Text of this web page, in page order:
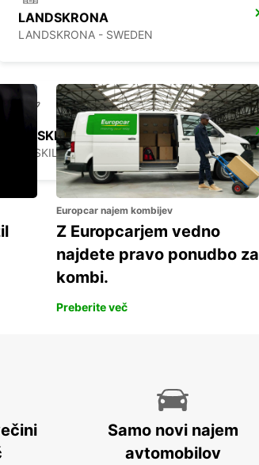
LANDSKRONA
LANDSKRONA - SWEDEN
ROSKILDE AIRPORT
ROSKILDE - DENMARK
Europcar najem kombijev
Z Europcarjem vedno
najdete pravo ponudbo za
kombi.
Preberite več
Samo novi najem
avtomobilov